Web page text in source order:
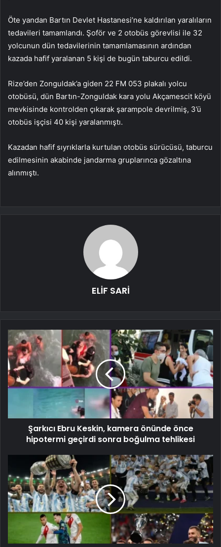
Öte yandan Bartın Devlet Hastanesi’ne kaldırılan yaralıların
tedavileri tamamlandı. Şoför ve 2 otobüs görevlisi ile 32
yolcunun dün tedavilerinin tamamlamasının ardından
kazada hafif yaralanan 5 kişi de bugün taburcu edildi.
Rize’den Zonguldak’a giden 22 FM 053 plakalı yolcu
otobüsü, dün Bartın-Zonguldak kara yolu Akçamescit köyü
mevkisinde kontrolden çıkarak şarampole devrilmiş, 3’ü
otobüs işçisi 40 kişi yaralanmıştı.
Kazadan hafif sıyrıklarla kurtulan otobüs sürücüsü, taburcu
edilmesinin akabinde jandarma gruplarınca gözaltına
alınmıştı.
ELİF SARİ
Şarkıcı Ebru Keskin, kamera önünde önce
hipotermi geçirdi sonra boğulma tehlikesi